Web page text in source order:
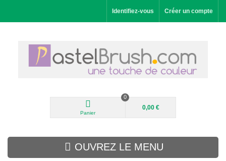
Identifiez-vous Créer un compte
Panier
0
0,00 €
OUVREZ LE MENU